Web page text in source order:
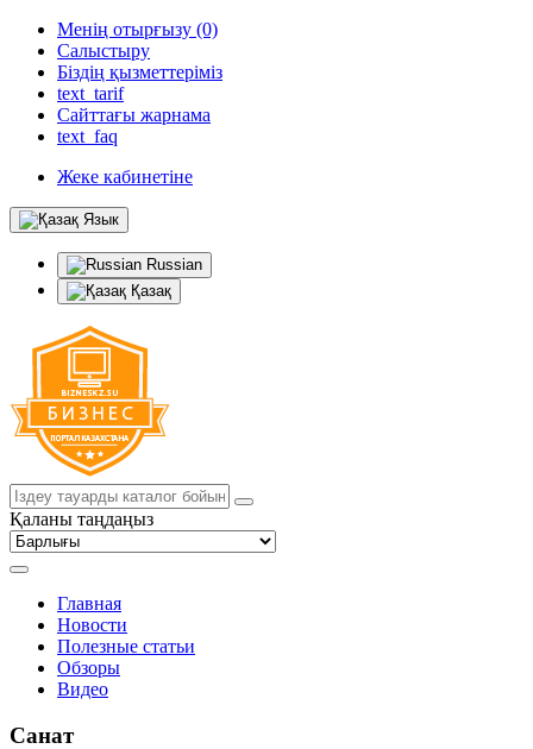
Менің отырғызу (0)
Салыстыру
Біздің қызметтеріміз
text_tarif
Сайттағы жарнама
text_faq
Жеке кабинетіне
Язык
Russian
Қазақ
Қаланы таңдаңыз
Главная
Новости
Полезные статьи
Обзоры
Видео
Санат